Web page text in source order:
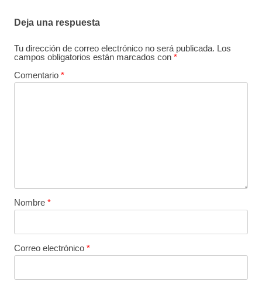
Deja una respuesta
Tu dirección de correo electrónico no será publicada. Los
campos obligatorios están marcados con *
Comentario *
Nombre *
Correo electrónico *